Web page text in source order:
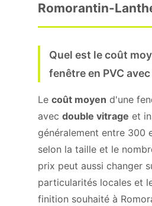
Romorantin-
Quel est le coût
fenêtre en PVC
Le coût moyen d'une
avec double vitrage et
généralement entre 300
selon la taille et le
prix peut aussi changer
particularités locales et
finition souhaité à